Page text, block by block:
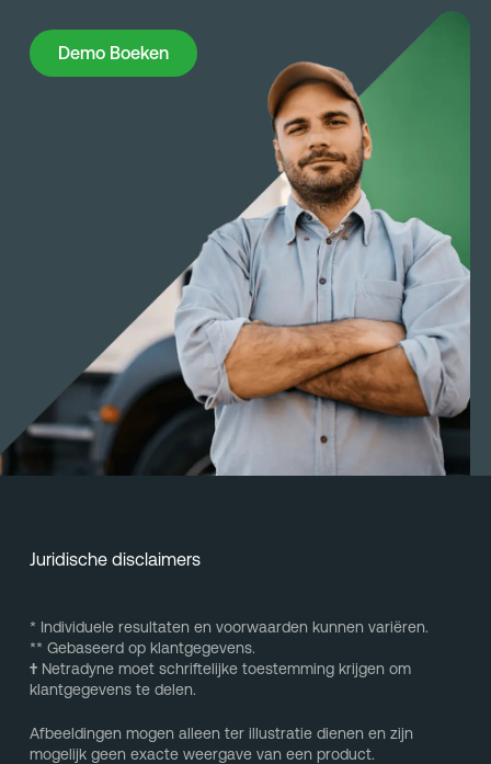
Demo Boeken
Demo Boeken
Juridische disclaimers
* Individuele resultaten en voorwaarden kunnen variëren.
** Gebaseerd op klantgegevens.
†Netradyne moet schriftelijke toestemming krijgen om
klantgegevens te delen.
Afbeeldingen mogen alleen ter illustratie dienen en zijn
mogelijk geen exacte weergave van een product.